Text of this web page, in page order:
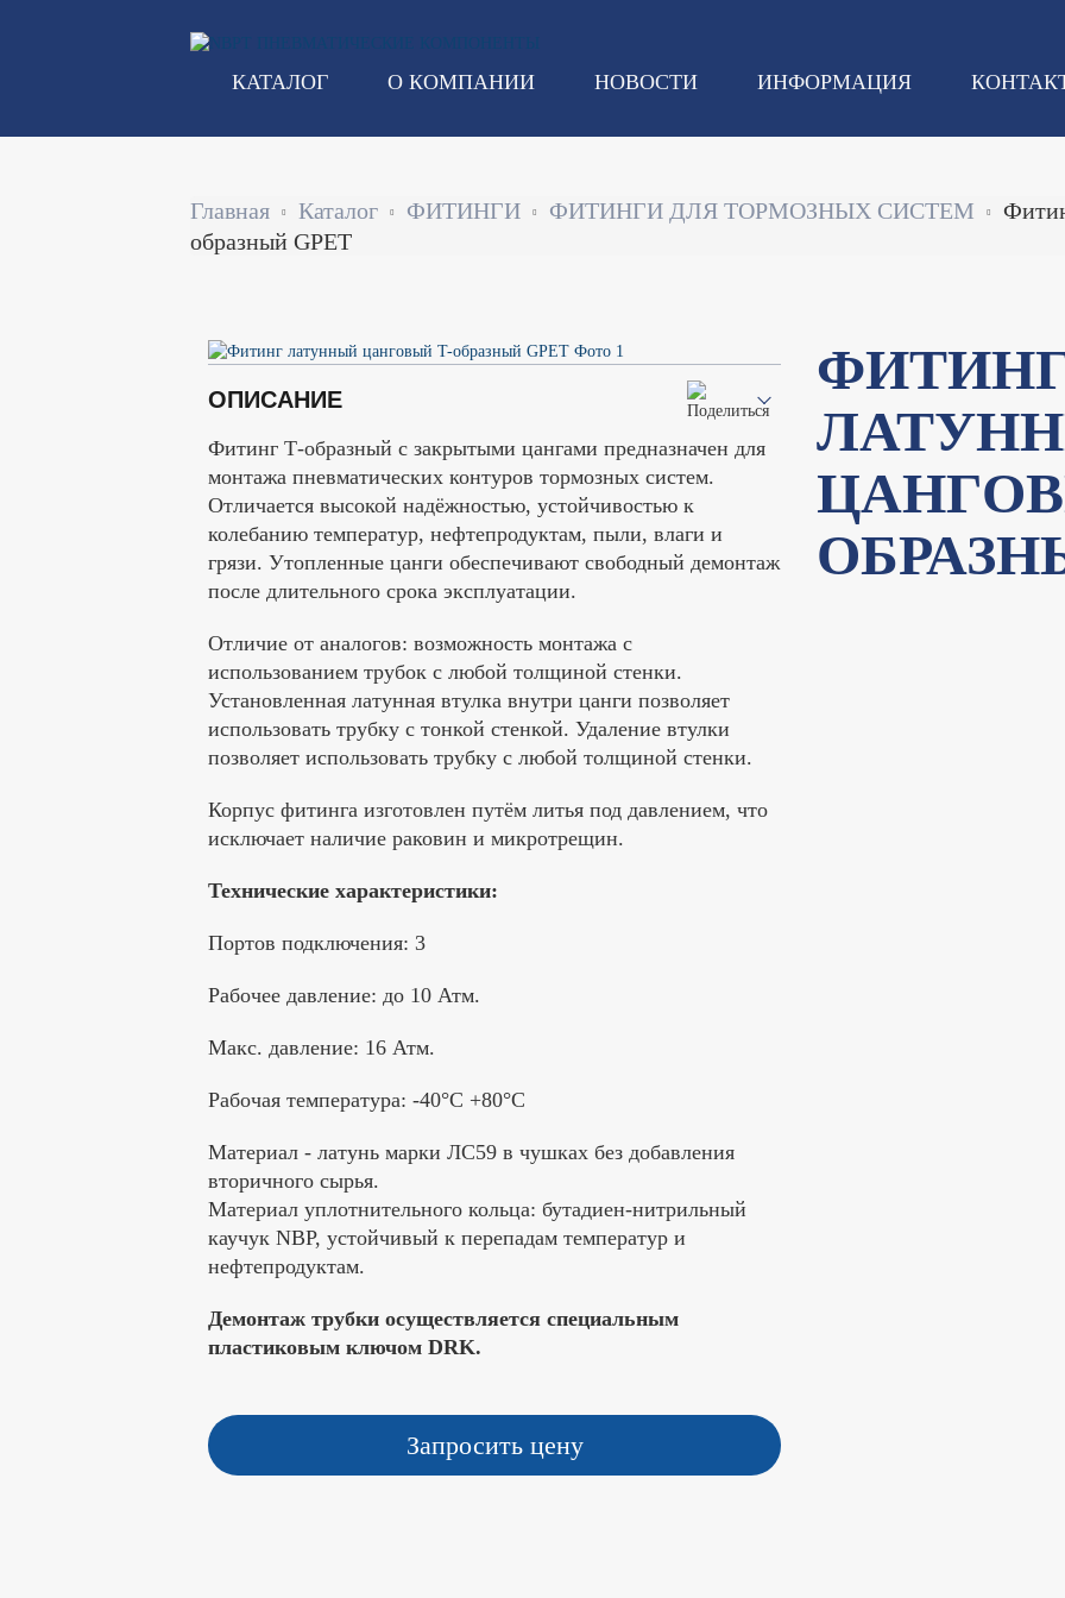
КАТАЛОГ О КОМПАНИИ НОВОСТИ ИНФОРМАЦИЯ
Строка
навигации
Главная Каталог ФИТИНГИ ФИТИНГИ ДЛЯ ТОРМОЗНЫХ СИСТЕМ
образный GPET
ОПИСАНИЕ
Фитинг Т-образный с закрытыми цангами предназначен для
монтажа пневматических контуров тормозных систем.
Отличается высокой надёжностью, устойчивостью к
колебанию температур, нефтепродуктам, пыли, влаги и
грязи. Утопленные цанги обеспечивают свободный демонтаж
после длительного срока эксплуатации.
Отличие от аналогов: возможность монтажа с
использованием трубок с любой толщиной стенки.
Установленная латунная втулка внутри цанги позволяет
использовать трубку с тонкой стенкой. Удаление втулки
позволяет использовать трубку с любой толщиной стенки.
Корпус фитинга изготовлен путём литья под давлением, что
исключает наличие раковин и микротрещин.
Технические характеристики:
Портов подключения: 3
Рабочее давление: до 10 Атм.
Макс. давление: 16 Атм.
Рабочая температура: -40°C +80°C
Материал - латунь марки ЛС59 в чушках без добавления
вторичного сырья.
Материал уплотнительного кольца: бутадиен-нитрильный
каучук NBP, устойчивый к перепадам температур и
нефтепродуктам.
Демонтаж трубки осуществляется специальным
пластиковым ключом DRK.
Запросить цену